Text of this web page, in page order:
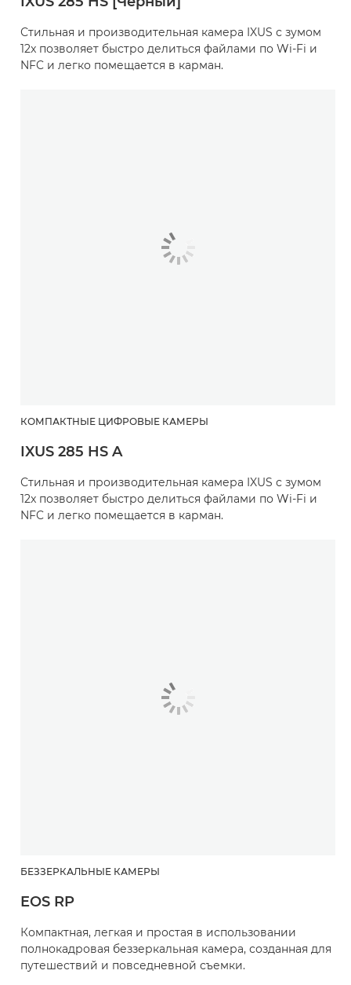
Стильная и производительная камера IXUS с зумом
12x позволяет быстро делиться файлами по Wi-Fi и
NFC и легко помещается в карман.
КОМПАКТНЫЕ ЦИФРОВЫЕ КАМЕРЫ
IXUS 285 HS A
Стильная и производительная камера IXUS с зумом
12x позволяет быстро делиться файлами по Wi-Fi и
NFC и легко помещается в карман.
БЕЗЗЕРКАЛЬНЫЕ КАМЕРЫ
EOS RP
Компактная, легкая и простая в использовании
полнокадровая беззеркальная камера, созданная для
путешествий и повседневной съемки.